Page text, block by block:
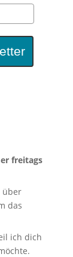
freitags
über
das
ich dich